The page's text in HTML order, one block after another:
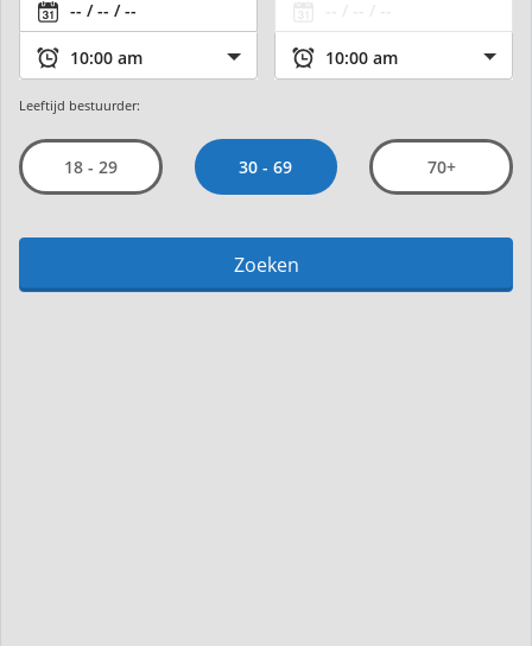
Leeftijd bestuurder:
18 - 29 30 - 69 70+
Zoeken